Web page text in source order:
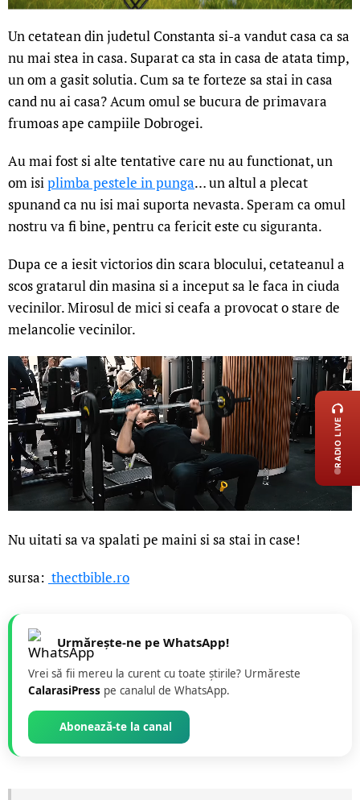
Un cetatean din judetul Constanta si-a vandut casa ca sa
nu mai stea in casa. Suparat ca sta in casa de atata timp,
un om a gasit solutia. Cum sa te forteze sa stai in casa
cand nu ai casa? Acum omul se bucura de primavara
frumoas ape campiile Dobrogei.
Au mai fost si alte tentative care nu au functionat, un
om isiplimba pestele in punga… un altul a plecat
spunand ca nu isi mai suporta nevasta. Speram ca omul
nostru va fi bine, pentru ca fericit este cu siguranta.
Dupa ce a iesit victorios din scara blocului, cetateanul a
scos gratarul din masina si a inceput sa le faca in ciuda
vecinilor. Mirosul de mici si ceafa a provocat o stare de
melancolie vecinilor.
Nu uitati sa va spalati pe maini si sa stai in case!
sursa: thectbible.ro
Urmărește-ne pe WhatsApp!
Vrei să fii mereu la curent cu toate știrile? Urmăreste
CalarasiPress pe canalul de WhatsApp.
Abonează-te la canal
LIVE
RADIO LIVE